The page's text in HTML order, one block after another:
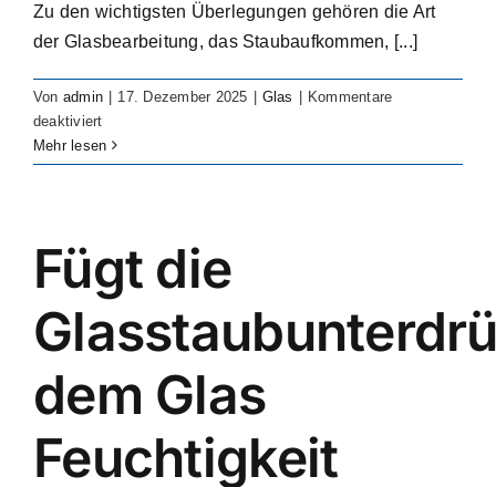
Ressourcen
Kontakt
Zu den wichtigsten Überlegungen gehören die Art
der Glasbearbeitung, das Staubaufkommen, [...]
Von admin 17. Dezember 2025 Glas
Kommentare
deaktiviertfür
What
should
choosing
a
dust
solution?
Mehr lesen
Fügt die
dem Glas
Feuchtigkeit